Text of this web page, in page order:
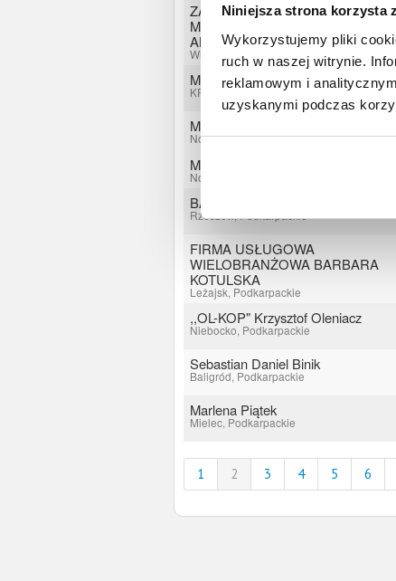
Niniejsza strona korzysta
Wykorzystujemy pliki
ruch w naszej witrynie.
reklamowym i
uzyskanymi podczas
ZAKŁAD PRZETWÓRSTWA
MIĘSNEGO "SZAREK"
ANDRZEJ SZAREK
Widna Góra, Podkarpackie
MARCIN KOBYŁKO
KRASICE, Podkarpackie
Marek Ziemniak - MARMIR
Nowy Kamień, Podkarpackie
Mirosław Sabat - MARMIR
Nowy Kamień, Podkarpackie
BARTOSZ RYBKA
Rzeszów, Podkarpackie
FIRMA USŁUGOWA
WIELOBRANŻOWA BARBARA
KOTULSKA
Leżajsk, Podkarpackie
,,OL-KOP" Krzysztof Oleniacz
Niebocko, Podkarpackie
Sebastian Daniel Binik
Baligród, Podkarpackie
Marlena Piątek
Mielec, Podkarpackie
1 2 3 4 5 6